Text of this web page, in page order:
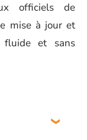
officiels de
mise à jour et
fluide et sans